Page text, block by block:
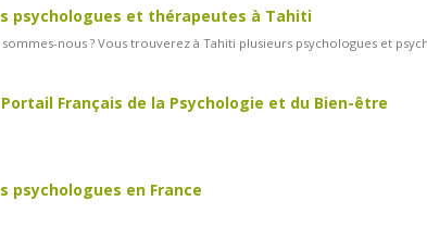
psychologues et thérapeutes à Tahiti
sommes-nous ? Vous trouverez à Tahiti plusieurs psychologues et
Portail Français de la Psychologie et du Bien-être
psychologues en France